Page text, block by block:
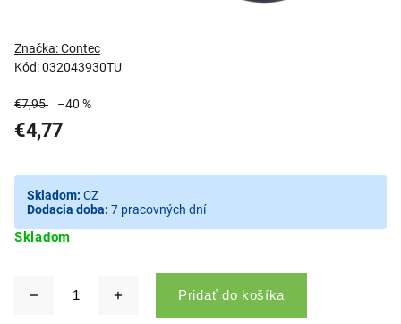
Kód:032043930TU
Značka:Contec
€7,95 –40 %
€4,77
Skladom
Skladom: CZ
Dodacia doba: 7 pracovných dní
Pridať do košíka